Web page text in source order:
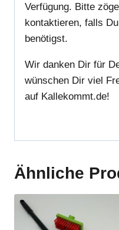
Verfügung. Bitte
kontaktieren, falls
benötigst.
Wir danken Dir für
wünschen Dir viel
auf Kallekommt.de!
Ähnliche